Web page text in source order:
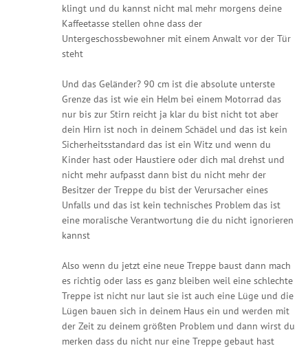
klingt und du kannst nicht mal mehr morgens deine
Kaffeetasse stellen ohne dass der
Untergeschossbewohner mit einem Anwalt vor der Tür
steht
Und das Geländer? 90 cm ist die absolute unterste
Grenze das ist wie ein Helm bei einem Motorrad das
nur bis zur Stirn reicht ja klar du bist nicht tot aber
dein Hirn ist noch in deinem Schädel und das ist kein
Sicherheitsstandard das ist ein Witz und wenn du
Kinder hast oder Haustiere oder dich mal drehst und
nicht mehr aufpasst dann bist du nicht mehr der
Besitzer der Treppe du bist der Verursacher eines
Unfalls und das ist kein technisches Problem das ist
eine moralische Verantwortung die du nicht ignorieren
kannst
Also wenn du jetzt eine neue Treppe baust dann mach
es richtig oder lass es ganz bleiben weil eine schlechte
Treppe ist nicht nur laut sie ist auch eine Lüge und die
Lügen bauen sich in deinem Haus ein und werden mit
der Zeit zu deinem größten Problem und dann wirst du
merken dass du nicht nur eine Treppe gebaut hast